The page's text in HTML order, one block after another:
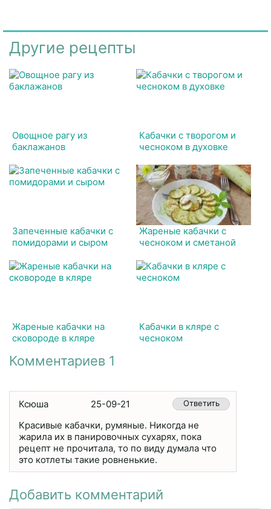
Другие рецепты
Овощное рагу из
баклажанов
Кабачки с творогом и
чесноком в духовке
Запеченные кабачки с
помидорами и сыром
Жареные кабачки с
чесноком и сметаной
Жареные кабачки на
сковороде в кляре
Кабачки в кляре с
чесноком
Комментариев 1
Ксюша 25-09-21 Ответить
Красивые кабачки, румяные. Никогда не
жарила их в панировочных сухарях, пока
рецепт не прочитала, то по виду думала что
это котлеты такие ровненькие.
Добавить комментарий